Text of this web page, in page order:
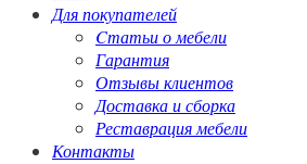
Для покупателей
Cтатьи о мебели
Гарантия
Отзывы клиентов
Доставка и сборка
Реставрация мебели
Контакты